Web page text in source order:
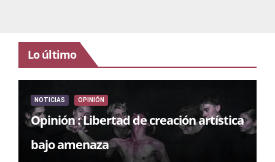
Lo último
NOTICIAS OPINIÓN
Opinión : Libertad de creación artística
bajo amenaza